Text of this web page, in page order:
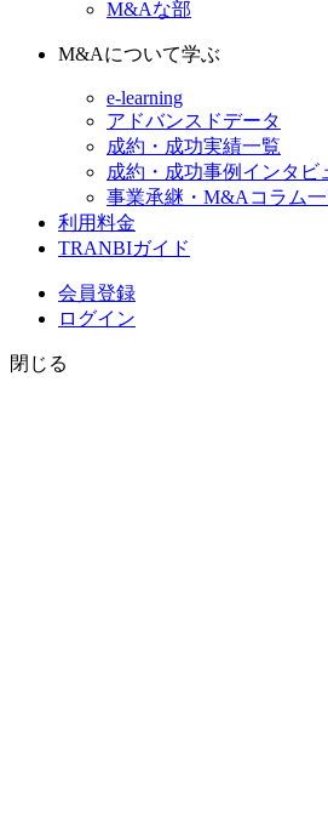
M&Aな部
M&Aについて学ぶ
e-learning
アドバンスドデータ
成約・成功実績一覧
成約・成功事例インタビ
事業承継・M&Aコラム
利用料金
TRANBIガイド
会員登録
ログイン
閉じる